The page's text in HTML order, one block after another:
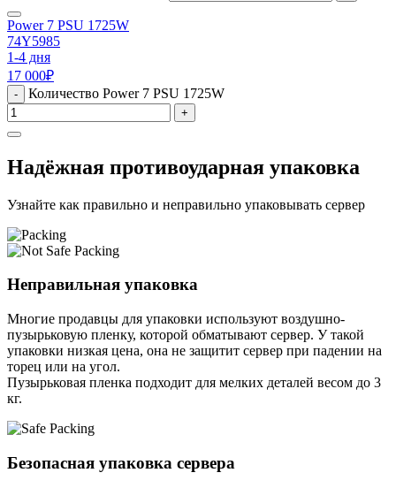
Power 7 PSU 1725W
74Y5985
1-4 дня
17 000₽
- Количество Power 7 PSU 1725W
+
Надёжная противоударная упаковка
Узнайте как правильно и неправильно упаковывать сервер
Неправильная упаковка
Многие продавцы для упаковки используют воздушно-
пузырьковую пленку, которой обматывают сервер. У такой
упаковки низкая цена, она не защитит сервер при падении на
торец или на угол.
Пузырьковая пленка подходит для мелких деталей весом до 3
кг.
Безопасная упаковка сервера